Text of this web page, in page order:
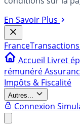
En Savoir Plus
France
Accueil Livret
rémunéré
Impôts & Fiscalité
Autres...
Connexion